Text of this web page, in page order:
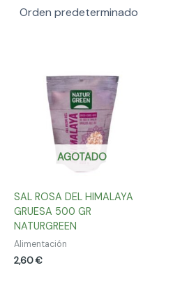
AGOTADO
SAL ROSA DEL HIMALAYA
GRUESA 500 GR
NATURGREEN
Alimentación
2,60€